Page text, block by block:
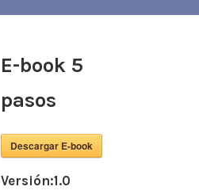
E-book 5
pasos
Descargar E-book
Versión:1.0